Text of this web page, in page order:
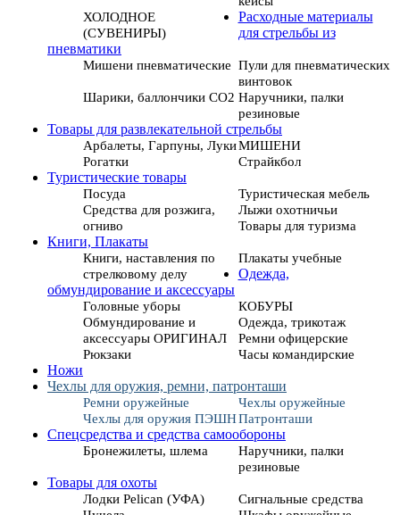
ХОЛОДНОЕ
(СУВЕНИРЫ)
Расходные материалы
для стрельбы из
пневматики
Мишени пневматические Пули для пневматических
винтовок
Шарики, баллончики СО2 Наручники, палки
резиновые
Товары для развлекательной стрельбы
Арбалеты, Гарпуны, ЛукиМИШЕНИ
Рогатки
Страйкбол
Туристические товары
Посуда
Туристическая мебель
Средства для розжига,
огниво
Лыжи охотничьи
Товары для туризма
Книги, Плакаты
Книги, наставления по
стрелковому делу
Плакаты учебные
Одежда,
обмундирование и аксессуары
Головные уборы
КОБУРЫ
Обмундирование и
аксессуары ОРИГИНАЛ
Одежда, трикотаж
Ремни офицерские
Рюкзаки
Часы командирские
Ножи
Чехлы для оружия, ремни, патронташи
Ремни оружейные
Чехлы оружейные
Чехлы для оружия ПЭШНПатронташи
Спецсредства и средства самообороны
Бронежилеты, шлема
Наручники, палки
резиновые
Товары для охоты
Лодки Pelican (УФА)
Сигнальные средства